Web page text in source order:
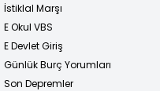
İstiklal Marşı
E Okul VBS
E Devlet Giriş
Günlük Burç Yorumları
Son Depremler